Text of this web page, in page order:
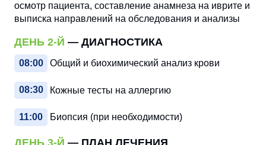
осмотр пациента, составление анамнеза на иврите и
выписка направлений на обследования и анализы
ДЕНЬ 2-Й — ДИАГНОСТИКА
08:00 Общий и биохимический анализ крови
08:30 Кожные тесты на аллергию
11:00 Биопсия (при необходимости)
ДЕНЬ 3-Й — ПЛАН ЛЕЧЕНИЯ